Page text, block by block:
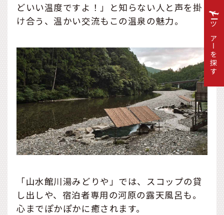
どいい温度ですよ！」と知らない人と声を掛
け合う、温かい交流もこの温泉の魅力。
「山水館川湯みどりや」では、スコップの貸
し出しや、宿泊者専用の河原の露天風呂も。
心までぽかぽかに癒されます。
ツアーを探す